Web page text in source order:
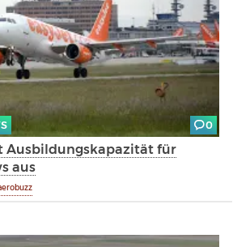
0
Ausbildungskapazität für
aus